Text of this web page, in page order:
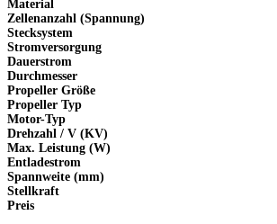
Material
Zellenanzahl (Spannung)
Stecksystem
Stromversorgung
Dauerstrom
Durchmesser
Propeller Größe
Propeller Typ
Motor-Typ
Drehzahl / V (KV)
Max. Leistung (W)
Entladestrom
Spannweite (mm)
Stellkraft
Preis